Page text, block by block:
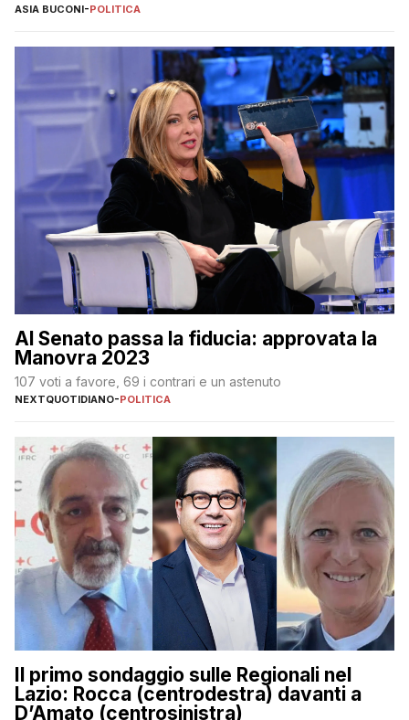
ASIA BUCONI-POLITICA
Al Senato passa la fiducia: approvata la
Manovra 2023
107 voti a favore, 69 i contrari e un astenuto
NEXTQUOTIDIANO-POLITICA
Il primo sondaggio sulle Regionali nel
Lazio: Rocca (centrodestra) davanti a
D’Amato (centrosinistra)